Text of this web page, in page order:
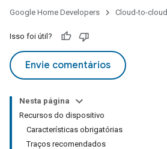
Google Home Developers Cloud-to-cloud
Isso foi útil?
Envie comentários
Nesta página
Recursos do dispositivo
Características obrigatórias
Traços recomendados